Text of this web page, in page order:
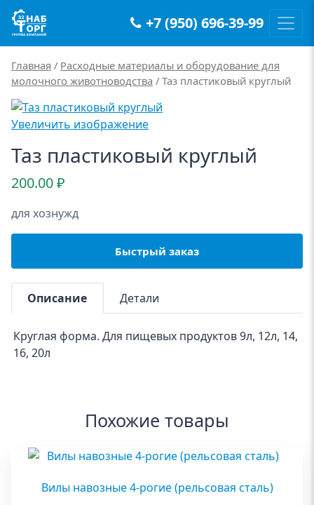
Main Navigation +7 (950) 696-39-99
Главная / Расходные материалы и оборудование для
молочного животноводства / Таз пластиковый круглый
Увеличить изображение
Таз пластиковый круглый
200.00₽
для хознужд
Быстрый заказ
Описание Детали
Круглая форма. Для пищевых продуктов 9л, 12л, 14,
16, 20л
Похожие товары
Вилы навозные 4-рогие (рельсовая сталь)